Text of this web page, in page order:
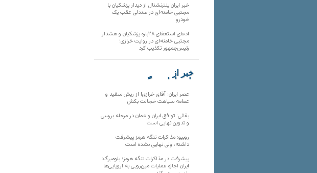
خبر ایران‌اینترنشنال از دیدار پزشکیان با
مجتبی خامنه‌ای در صندلی عقب یک
خودرو
ادعای استعفای ۲۸باره پزشکیان و هشدار
مجتبی خامنه‌ای در روایت خرازی؛
رئیس‌جمهور تکذیب کرد
خبر از
تارنماهای دیگر
عصر ایران: آقای خرازی! از ریش سفید و
عمامه سیاهت خجالت بکش
بقائی: توافق ایران و عمان در مرحله بررسی
و تدوین نهایی است
روبیو: مذاکرات تنگه هرمز پیشرفت
داشته، ولی نهایی نشده است
پیشرفت در مذاکرات تنگه هرمز؛ بلومبرگ:
ایران اجازه عملیات مین‌روبی به اروپایی‌ها